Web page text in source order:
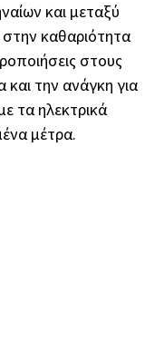
και μεταξύ
καθαριότητα
στους
την ανάγκη για
τα ηλεκτρικά
μέτρα.